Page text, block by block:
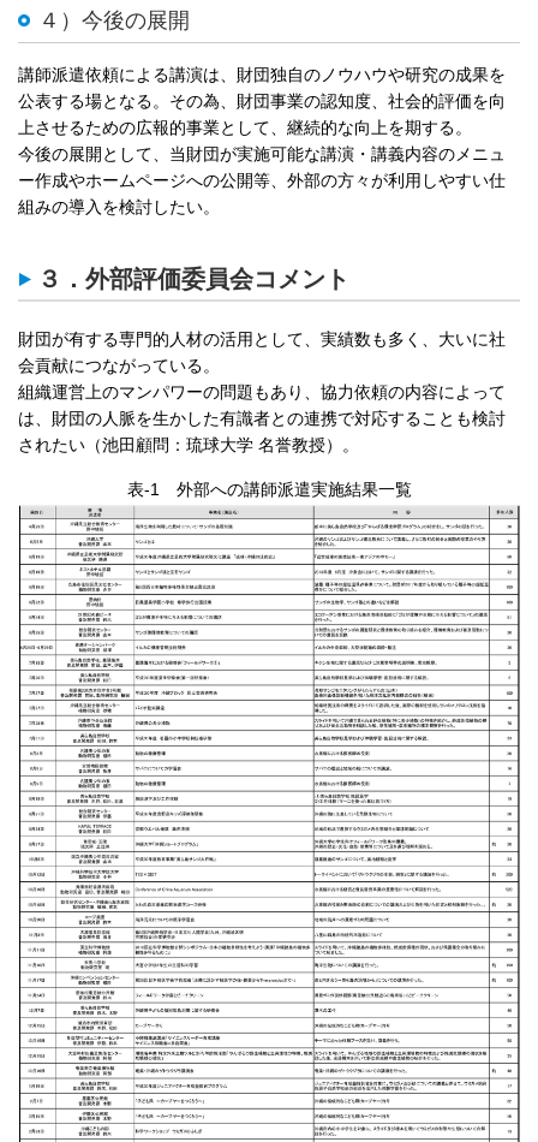
４）今後の展開
講師派遣依頼による講演は、財団独自のノウハウや研究の成果を
公表する場となる。その為、財団事業の認知度、社会的評価を向
上させるための広報的事業として、継続的な向上を期する。
今後の展開として、当財団が実施可能な講演・講義内容のメニュ
ー作成やホームページへの公開等、外部の方々が利用しやすい仕
組みの導入を検討したい。
３．外部評価委員会コメント
財団が有する専門的人材の活用として、実績数も多く、大いに社
会貢献につながっている。
組織運営上のマンパワーの問題もあり、協力依頼の内容によって
は、財団の人脈を生かした有識者との連携で対応することも検討
されたい（池田顧問：琉球大学 名誉教授）。
表-1 外部への講師派遣実施結果一覧